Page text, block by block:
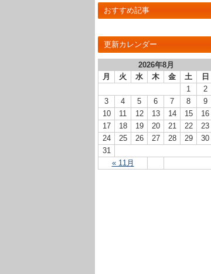
おすすめ記事
更新カレンダー
2026年8月
月
火 水 木 金 土 日
« 11月
1
2
3
4 5 6 7 8
9
10
11 12 13 14 15
16
17
18 19 20 21 22
23
24
25 26 27 28 29
30
31